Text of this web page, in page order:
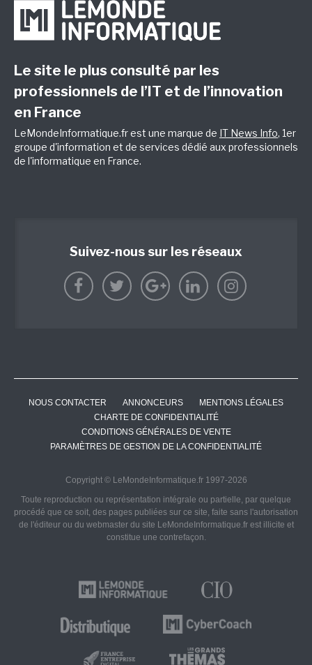
Le site le plus consulté par les
professionnels de l’IT et de l’innovation
en France
LeMondeInformatique.fr est une marque de IT News Info, 1er
groupe d'information et de services dédié aux professionnels
de l'informatique en France.
Suivez-nous sur les réseaux
NOUS CONTACTER ANNONCEURS
MENTIONS LÉGALES
CHARTE DE CONFIDENTIALITÉ
CONDITIONS GÉNÉRALES DE VENTE
PARAMÈTRES DE GESTION DE LA CONFIDENTIALITÉ
Copyright © LeMondeInformatique.fr 1997-2026
Toute reproduction ou représentation intégrale ou partielle, par quelque
procédé que ce soit, des pages publiées sur ce site, faite sans l'autorisation
de l'éditeur ou du webmaster du site LeMondeInformatique.fr est illicite et
constitue une contrefaçon.